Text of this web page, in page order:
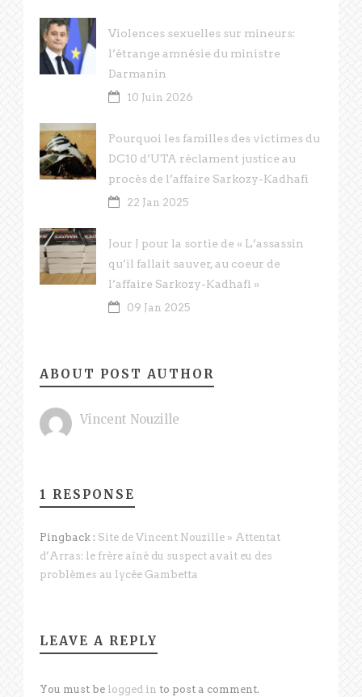
Violences sexuelles sur mineurs:
l’étrange amnésie du ministre
Darmanin
10 Juin 2026
Pourquoi les familles des victimes du
DC10 d’UTA réclament justice au
procès de l’affaire Sarkozy-Kadhafi
22 Jan 2025
Jour J pour la sortie de « L’assassin
qu’il fallait sauver, au coeur de
l’affaire Sarkozy-Kadhafi »
09 Jan 2025
ABOUT POST AUTHOR
Vincent Nouzille
1 RESPONSE
Pingback : Site de Vincent Nouzille » Attentat
d’Arras: le frère aîné du suspect avait eu des
problèmes au lycée Gambetta
LEAVE A REPLY
You must be logged in to post a comment.